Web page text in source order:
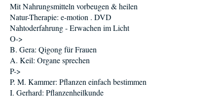
Mit Nahrungsmitteln vorbeugen & heilen
Natur-Therapie: e-motion . DVD
Nahtoderfahrung - Erwachen im Licht
O->
B. Gera: Qigong für Frauen
A. Keil: Organe sprechen
P->
P. M. Kammer: Pflanzen einfach bestimmen
I. Gerhard: Pflanzenheilkunde